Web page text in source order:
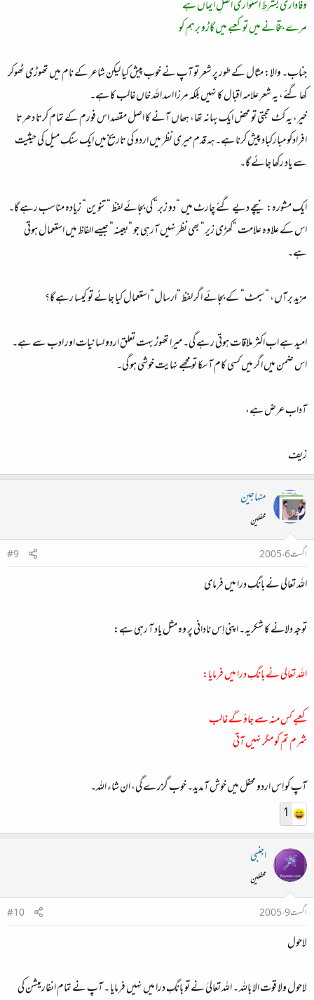
وفاداری بشرطِ استواری اصلِ ایماں ہے
مرے بتخانے میں تو کعبے میں گاڑو برہم کو
جناب۔ والا: مثال کے طور پر شعر تو آپ نے خوب پیش کیا لیکن شاعر کے نام میں تھوڑی ٹھوکر
کھا گئے، یہ شعر علامہ اقبال کا نہیں بلکہ مرزا اسد اللہ خاں غالب کا ہے۔
خیر، یہ کٹ حجتی تو محض ایک بہانہ تھا، ہھاں آنے کا اصل مقصد اس فورم کے تمام کرتا دھرتا
افرادکو مبارکباد پیش کرنا ہے۔ ہہ قدم میری نظر میں اردو کی تاریخ میں ایک سنگِ میل کی حیثیت
سے یاد رکھا جائے گا۔
ایک مشورہ: نیچے دیے گئے چارٹ میں “دو زبر“ کی بجائے لفظ “تنوین“ زیادہ مناسب رہے گا۔
اس کے علاوہ علامت “کھڑی زیر“ بھی نظر نہیں آرہی جو “بعینہ“ جیسے الفاظ میں استعمال ہوتی
ہے۔
مزید برآں، “سبمٹ“ کے بجائے اگر لفظ “ارسال“ استعمال کیا جائے تو کیسا رہے گا؟
امید ہے اب اکثر ملاقات ہوتی رہے گی۔ میرا تھوڑ بہت تعلق اردو لسانیات اور ادب سے ہے۔
اس ضمن میں اگر میں کسی کام آسکا تو مجھے نہایت خوشی ہو گی۔
آداب عرض ہے،
زیف
منہاجین
محفلین
اگست 6، 2005
#9
اللہ تعالی نے بانگِ درا میں فرمای
توجہ دلانے کا شکریہ۔ اپنی اِس نادانی پر وہ مثل یاد آ رہی ہے:
اللہ تعالی نے بانگِ درا میں فرمایا:
کعبے کس منہ سے جاؤ گے غالب
شرم تم کو مگر نہیں آتی
آپ کو اِس اردو محفل میں خوش آمدید۔ خوب گزرے گی، ان شاء اللہ۔
1
اجنبی
محفلین
اگست 9، 2005
#10
لاحول
لاحول ولا قوت الا باللہ ۔ اللہ تعالیٰ نے تو بانگِ درا میں نہیں فرمایا ۔ آپ نے تمام انفارمیشن کی